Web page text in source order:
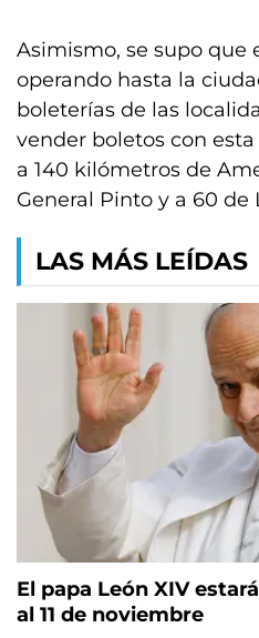
Asimismo, se supo que
operando hasta la
boleterías de las
vender boletos con
a 140 kilómetros de
General Pinto y a 60 de
LAS MÁS LEÍDAS
El papa León XIV
al 11 de noviembre